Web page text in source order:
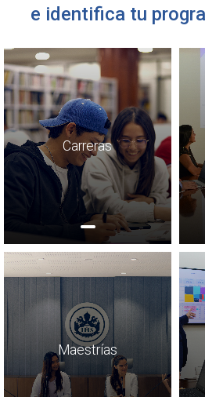
e identifica tu
Carreras
Maestrías